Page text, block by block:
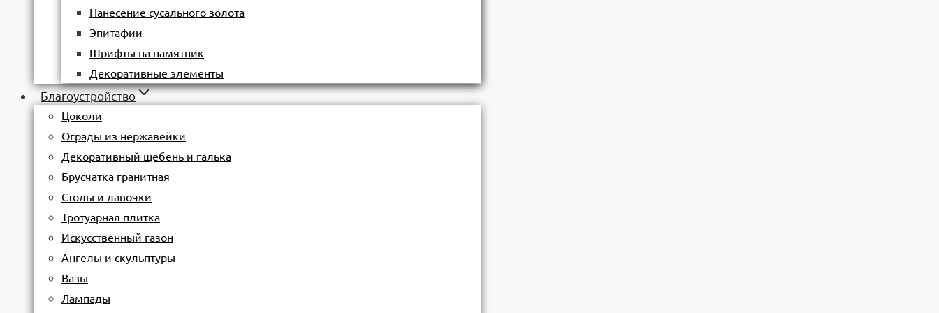
Нанесение сусального золота
Эпитафии
Шрифты на памятник
Декоративные элементы
Благоустройство
Цоколи
Ограды из нержавейки
Декоративный щебень и галька
Брусчатка гранитная
Столы и лавочки
Тротуарная плитка
Искусственный газон
Ангелы и скульптуры
Вазы
Лампады